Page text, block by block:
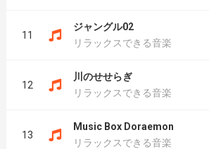
11
ジャングル02
リラックスできる音楽
12
川のせせらぎ
リラックスできる音楽
13
Music Box Doraemon
リラックスできる音楽